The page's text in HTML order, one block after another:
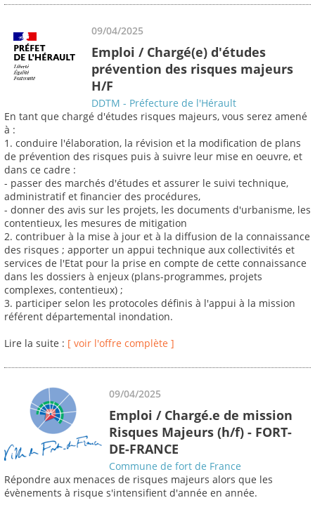
09/04/2025
Emploi / Chargé(e) d'études
prévention des risques majeurs
H/F
DDTM - Préfecture de l'Hérault
En tant que chargé d'études risques majeurs, vous serez amené
à :
1. conduire l'élaboration, la révision et la modification de plans
de prévention des risques puis à suivre leur mise en oeuvre, et
dans ce cadre :
- passer des marchés d'études et assurer le suivi technique,
administratif et financier des procédures,
- donner des avis sur les projets, les documents d'urbanisme, les
contentieux, les mesures de mitigation
2. contribuer à la mise à jour et à la diffusion de la connaissance
des risques ; apporter un appui technique aux collectivités et
services de l'Etat pour la prise en compte de cette connaissance
dans les dossiers à enjeux (plans-programmes, projets
complexes, contentieux) ;
3. participer selon les protocoles définis à l'appui à la mission
référent départemental inondation.
Lire la suite : [ voir l'offre complète ]
09/04/2025
Emploi / Chargé.e de mission
Risques Majeurs (h/f) - FORT-
DE-FRANCE
Commune de fort de France
Répondre aux menaces de risques majeurs alors que les
évènements à risque s'intensifient d'année en année.